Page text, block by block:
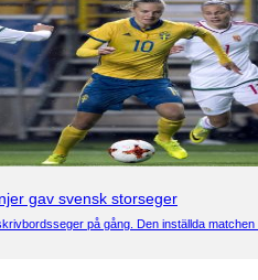
gav svensk storseger
på gång. Den inställda